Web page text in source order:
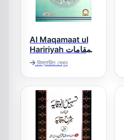
Al Maqamaat ul
Haririyah المقامات
الحریریۃ
বিস্তারিত দেখুন